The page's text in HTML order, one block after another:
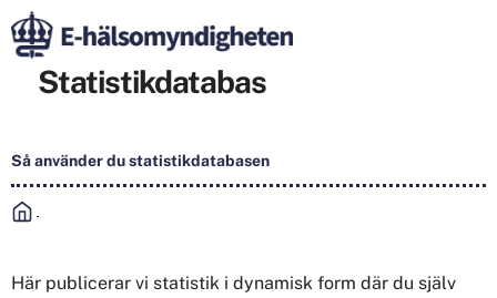
Statistikdatabas
Så använder du statistikdatabasen
Här publicerar vi statistik i dynamisk form där du själv